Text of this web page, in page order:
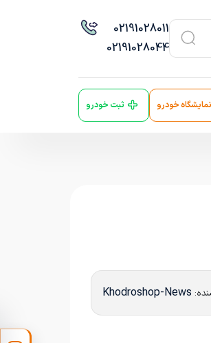
02191028011
02191028044
خودرو ثبت خودرو
Khodroshop-News